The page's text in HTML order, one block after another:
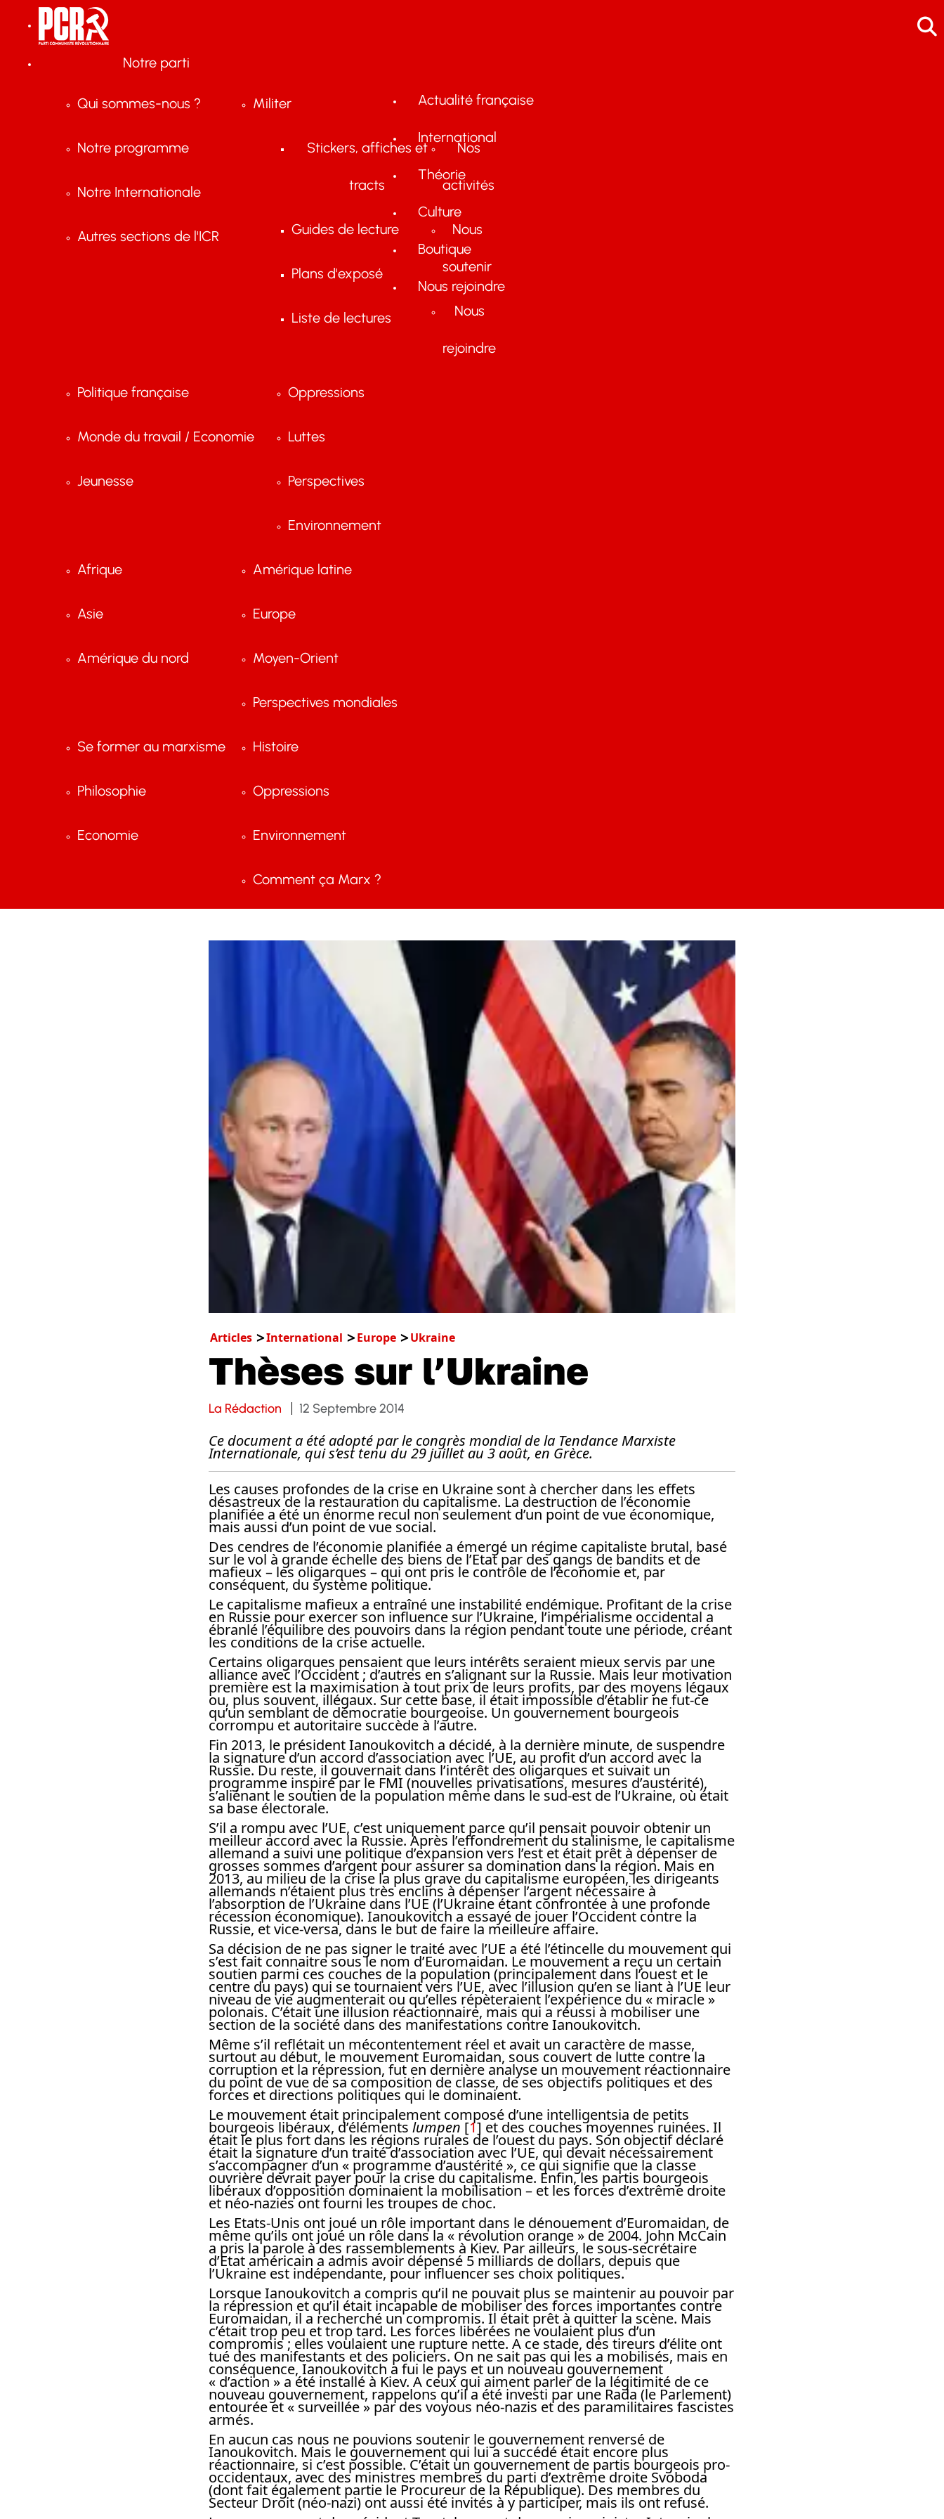
Notre parti
Qui sommes-nous ?
Notre programme
Notre Internationale
Autres sections de l'ICR
Militer
Stickers, affiches et
tracts
Guides de lecture
Plans d'exposé
Liste de lectures
Nos
activités
Nous
soutenir
Nous
rejoindre
Actualité française
Politique française
Monde du travail / Economie
Jeunesse
Oppressions
Luttes
Perspectives
Environnement
International
Afrique
Asie
Amérique du nord
Amérique latine
Europe
Moyen-Orient
Perspectives mondiales
Théorie
Se former au marxisme
Philosophie
Economie
Histoire
Oppressions
Environnement
Comment ça Marx ?
Culture
Boutique
Nous rejoindre
Articles International Europe Ukraine
Thèses sur l’Ukraine
La Rédaction 12 Septembre 2014
Ce document a été adopté par le congrès mondial de la Tendance Marxiste
Internationale, qui s’est tenu du 29 juillet au 3 août, en Grèce.
Les causes profondes de la crise en Ukraine sont à chercher dans les effets
désastreux de la restauration du capitalisme. La destruction de l’économie
planifiée a été un énorme recul non seulement d’un point de vue économique,
mais aussi d’un point de vue social.
Des cendres de l’économie planifiée a émergé un régime capitaliste brutal, basé
sur le vol à grande échelle des biens de l’Etat par des gangs de bandits et de
mafieux – les oligarques – qui ont pris le contrôle de l’économie et, par
conséquent, du système politique.
Le capitalisme mafieux a entraîné une instabilité endémique. Profitant de la crise
en Russie pour exercer son influence sur l’Ukraine, l’impérialisme occidental a
ébranlé l’équilibre des pouvoirs dans la région pendant toute une période, créant
les conditions de la crise actuelle.
Certains oligarques pensaient que leurs intérêts seraient mieux servis par une
alliance avec l’Occident ; d’autres en s’alignant sur la Russie. Mais leur motivation
première est la maximisation à tout prix de leurs profits, par des moyens légaux
ou, plus souvent, illégaux. Sur cette base, il était impossible d’établir ne fut-ce
qu’un semblant de démocratie bourgeoise. Un gouvernement bourgeois
corrompu et autoritaire succède à l’autre.
Fin 2013, le président Ianoukovitch a décidé, à la dernière minute, de suspendre
la signature d’un accord d’association avec l’UE, au profit d’un accord avec la
Russie. Du reste, il gouvernait dans l’intérêt des oligarques et suivait un
programme inspiré par le FMI (nouvelles privatisations, mesures d’austérité),
s’aliénant le soutien de la population même dans le sud-est de l’Ukraine, où était
sa base électorale.
S’il a rompu avec l’UE, c’est uniquement parce qu’il pensait pouvoir obtenir un
meilleur accord avec la Russie. Après l’effondrement du stalinisme, le capitalisme
allemand a suivi une politique d’expansion vers l’est et était prêt à dépenser de
grosses sommes d’argent pour assurer sa domination dans la région. Mais en
2013, au milieu de la crise la plus grave du capitalisme européen, les dirigeants
allemands n’étaient plus très enclins à dépenser l’argent nécessaire à
l’absorption de l’Ukraine dans l’UE (l’Ukraine étant confrontée à une profonde
récession économique). Ianoukovitch a essayé de jouer l’Occident contre la
Russie, et vice-versa, dans le but de faire la meilleure affaire.
Sa décision de ne pas signer le traité avec l’UE a été l’étincelle du mouvement qui
s’est fait connaitre sous le nom d’Euromaidan. Le mouvement a reçu un certain
soutien parmi ces couches de la population (principalement dans l’ouest et le
centre du pays) qui se tournaient vers l’UE, avec l’illusion qu’en se liant à l’UE leur
niveau de vie augmenterait ou qu’elles répèteraient l’expérience du « miracle »
polonais. C’était une illusion réactionnaire, mais qui a réussi à mobiliser une
section de la société dans des manifestations contre Ianoukovitch.
Même s’il reflétait un mécontentement réel et avait un caractère de masse,
surtout au début, le mouvement Euromaidan, sous couvert de lutte contre la
corruption et la répression, fut en dernière analyse un mouvement réactionnaire
du point de vue de sa composition de classe, de ses objectifs politiques et des
forces et directions politiques qui le dominaient.
Le mouvement était principalement composé d’une intelligentsia de petits
bourgeois libéraux, d’éléments lumpen [1] et des couches moyennes ruinées. Il
était le plus fort dans les régions rurales de l’ouest du pays. Son objectif déclaré
était la signature d’un traité d’association avec l’UE, qui devait nécessairement
s’accompagner d’un « programme d’austérité », ce qui signifie que la classe
ouvrière devrait payer pour la crise du capitalisme. Enfin, les partis bourgeois
libéraux d’opposition dominaient la mobilisation – et les forces d’extrême droite
et néo-nazies ont fourni les troupes de choc.
Les Etats-Unis ont joué un rôle important dans le dénouement d’Euromaidan, de
même qu’ils ont joué un rôle dans la « révolution orange » de 2004. John McCain
a pris la parole à des rassemblements à Kiev. Par ailleurs, le sous-secrétaire
d’Etat américain a admis avoir dépensé 5 milliards de dollars, depuis que
l’Ukraine est indépendante, pour influencer ses choix politiques.
Lorsque Ianoukovitch a compris qu’il ne pouvait plus se maintenir au pouvoir par
la répression et qu’il était incapable de mobiliser des forces importantes contre
Euromaidan, il a recherché un compromis. Il était prêt à quitter la scène. Mais
c’était trop peu et trop tard. Les forces libérées ne voulaient plus d’un
compromis ; elles voulaient une rupture nette. A ce stade, des tireurs d’élite ont
tué des manifestants et des policiers. On ne sait pas qui les a mobilisés, mais en
conséquence, Ianoukovitch a fui le pays et un nouveau gouvernement
« d’action » a été installé à Kiev. A ceux qui aiment parler de la légitimité de ce
nouveau gouvernement, rappelons qu’il a été investi par une Rada (le Parlement)
entourée et « surveillée » par des voyous néo-nazis et des paramilitaires fascistes
armés.
En aucun cas nous ne pouvions soutenir le gouvernement renversé de
Ianoukovitch. Mais le gouvernement qui lui a succédé était encore plus
réactionnaire, si c’est possible. C’était un gouvernement de partis bourgeois pro-
occidentaux, avec des ministres membres du parti d’extrême droite Svoboda
(dont fait également partie le Procureur de la République). Des membres du
Secteur Droit (néo-nazi) ont aussi été invités à y participer, mais ils ont refusé.